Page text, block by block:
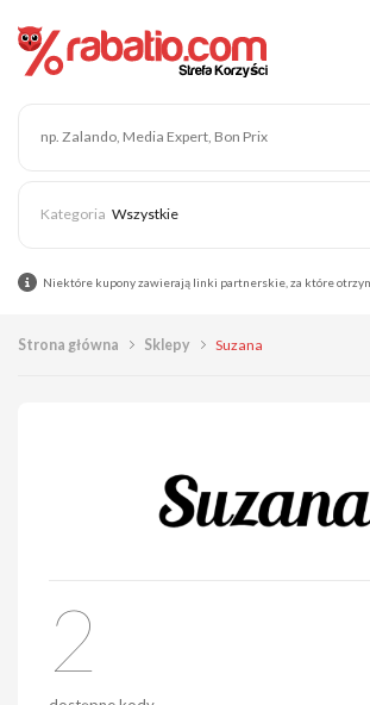
Wszystkie
Niektóre kupony zawierają linki partnerskie, za które
Strona główna Sklepy Suzana
2